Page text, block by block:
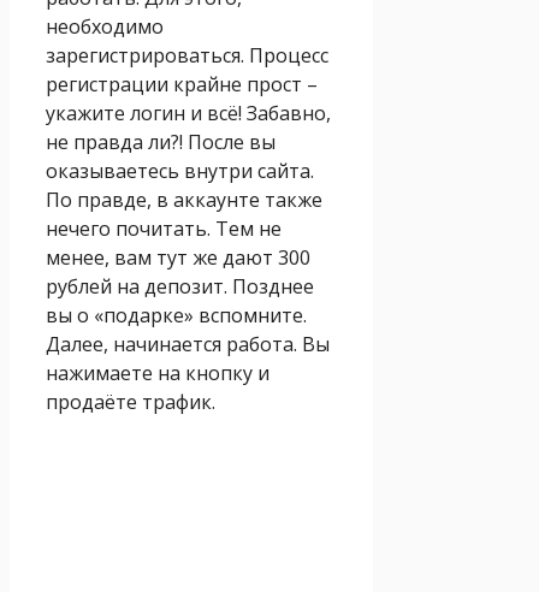
необходимо
зарегистрироваться. Процесс
регистрации крайне прост –
укажите логин и всё! Забавно,
не правда ли?! После вы
оказываетесь внутри сайта.
По правде, в аккаунте также
нечего почитать. Тем не
менее, вам тут же дают 300
рублей на депозит. Позднее
вы о «подарке» вспомните.
Далее, начинается работа. Вы
нажимаете на кнопку и
продаёте трафик.